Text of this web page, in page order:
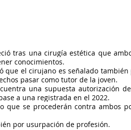
tras una cirugía estética que
conocimientos.
que el cirujano es señalado
pasar como tutor de la joven.
una supuesta autorización
a una registrada en el 2022.
que se procederán contra ambos
por usurpación de profesión.